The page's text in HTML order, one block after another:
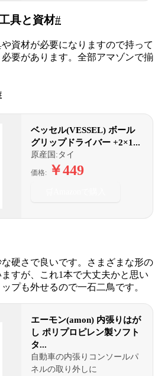
具と資材#
資材が必要になりますので持って
要があります。全部アマゾンで揃
ベッセル(VESSEL) ボール
グリップドライバー +2×1...
原産国:タイ
価格: ￥449
硬さで良いです。さまざまな形の
すが、これ1本で大丈夫かと思い
プも外せるので一石二鳥です。
エーモン(amon) 内張りはが
し ポリプロピレン製ソフト
タ...
自動車の内張りコンソールパ
ネルの取り外しに